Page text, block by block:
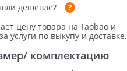
дешевле?
цену товара на Taobao и
услуги по выкупу и доставке.
комплектацию